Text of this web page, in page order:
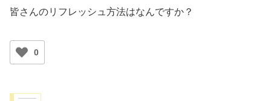
皆さんのリフレッシュ方法はなんですか？
0